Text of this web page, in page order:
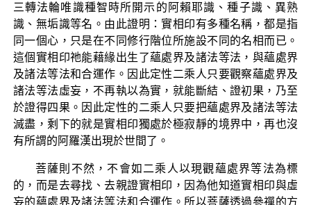
三轉法輪唯識種智時所開示的阿賴耶識、種子識、異熟
識、無垢識等名。由此證明：實相印有多種名稱，都是指
同一個心，只是在不同修行階位所施設不同的名相而已。
這個實相印祂能藉緣出生了蘊處界及諸法等法，與蘊處界
及諸法等法和合運作。因此定性二乘人只要觀察蘊處界及
諸法等法虛妄，不再執以為實，就能斷結、證初果，乃至
於證得四果。因此定性的二乘人只要把蘊處界及諸法等法
滅盡，剩下的就是實相印獨處於極寂靜的境界中，再也沒
有所謂的阿羅漢出現於世間了。
菩薩則不然，不會如二乘人以現觀蘊處界等法為標
的，而是去尋找、去親證實相印，因為他知道實相印與虛
妄的蘊處界及諸法等法和合運作。所以菩薩透過參禪的方